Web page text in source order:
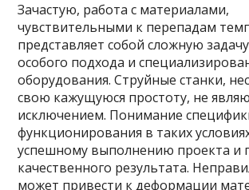
Зачастую, работа с материалами,
чувствительными к перепадам
представляет собой сложную
особого подхода и
оборудования. Струйные станки,
свою кажущуюся простоту, не
исключением. Понимание
функционирования в таких
успешному выполнению проекта и
качественного результата.
может привести к деформации